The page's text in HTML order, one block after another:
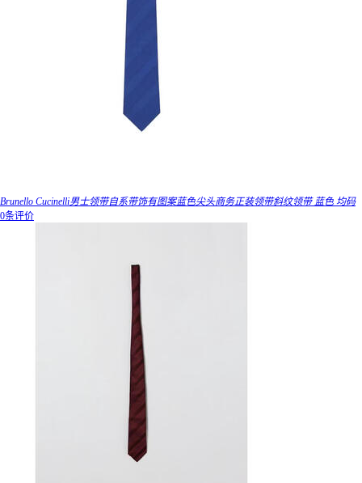
Brunello Cucinelli男士领带自系带饰有图案蓝色尖头商务正装领带斜纹领带 蓝色 均码
0条评价